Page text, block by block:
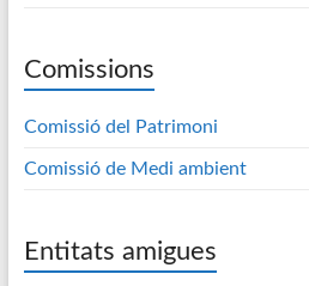
Comissions
Comissió del Patrimoni
Comissió de Medi ambient
Entitats amigues